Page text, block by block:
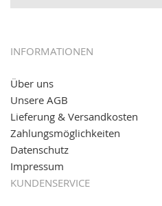
12.01.2017:JETZT NEU-
05.09.2016: NEUE Topseller
11.08.2016: Gerade entsteht
Partnershop
Online-Shop für einfaches
reinschauen...
INFORMATIONEN
Über uns
Unsere AGB
Lieferung & Versandkosten
Zahlungsmöglichkeiten
Datenschutz
Impressum
KUNDENSERVICE